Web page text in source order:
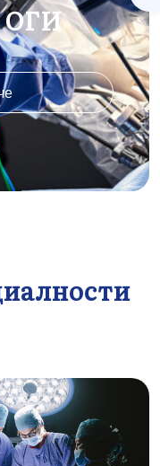
ОГИ